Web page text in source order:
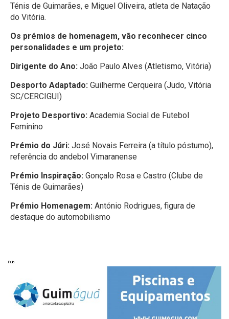
Ténis de Guimarães, e Miguel Oliveira, atleta de Natação
do Vitória.
Os prémios de homenagem, vão reconhecer cinco
personalidades e um projeto:
Dirigente do Ano: João Paulo Alves (Atletismo, Vitória)
Desporto Adaptado: Guilherme Cerqueira (Judo, Vitória
SC/CERCIGUI)
Projeto Desportivo: Academia Social de Futebol
Feminino
Prémio do Júri: José Novais Ferreira (a título póstumo),
referência do andebol Vimaranense
Prémio Inspiração: Gonçalo Rosa e Castro (Clube de
Ténis de Guimarães)
Prémio Homenagem: António Rodrigues, figura de
destaque do automobilismo
Pub